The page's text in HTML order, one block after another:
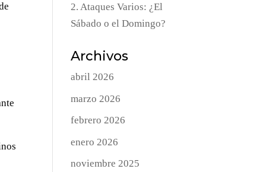
2. Ataques Varios: ¿El
Sábado o el Domingo?
Archivos
abril 2026
marzo 2026
febrero 2026
enero 2026
noviembre 2025